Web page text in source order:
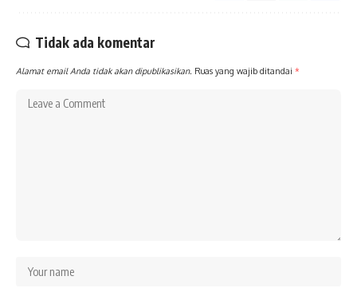
Tidak ada komentar
Alamat email Anda tidak akan dipublikasikan. Ruas yang wajib ditandai *